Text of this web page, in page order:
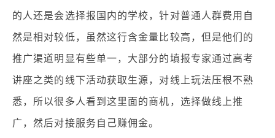
的人还是会选择报国内的学校，针对普通人群费用自
然是相对较低，虽然这行含金量比较高，但是他们的
推广渠道明显有些单一，大部分的填报专家通过高考
讲座之类的线下活动获取生源，对线上玩法压根不熟
悉，所以很多人看到这里面的商机，选择做线上推
广，然后对接服务自己赚佣金。